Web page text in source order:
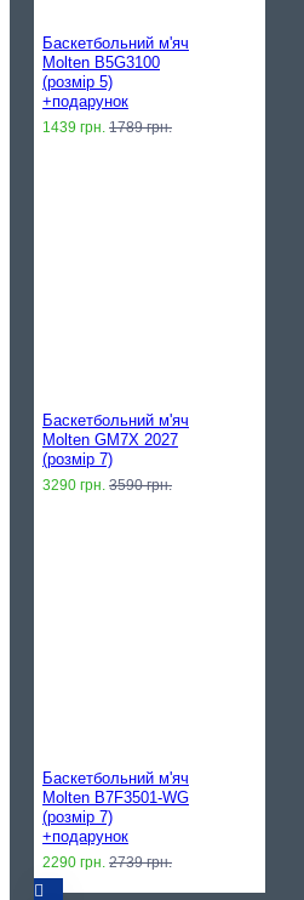
Баскетбольний м'яч
Molten B5G3100
(розмір 5)
+подарунок
1439 грн. 1789 грн.
Баскетбольний м'яч
Molten GM7X 2027
(розмір 7)
3290 грн. 3590 грн.
Баскетбольний м'яч
Molten B7F3501-WG
(розмір 7)
+подарунок
2290 грн. 2739 грн.